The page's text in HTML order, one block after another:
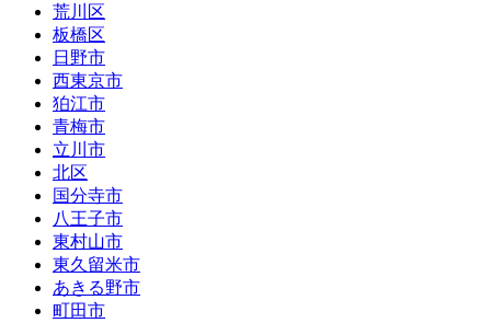
荒川区
板橋区
日野市
西東京市
狛江市
青梅市
立川市
北区
国分寺市
八王子市
東村山市
東久留米市
あきる野市
町田市